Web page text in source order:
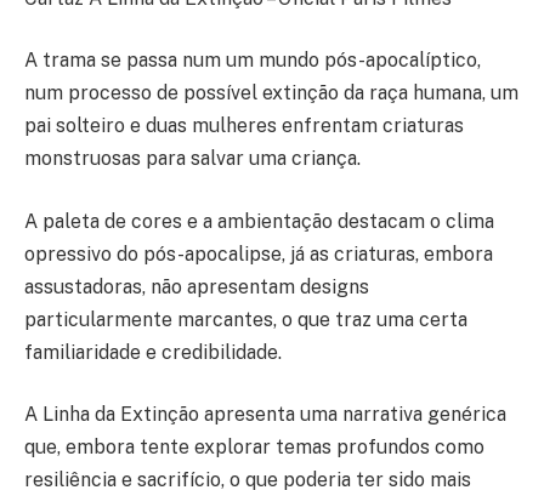
A trama se passa num um mundo pós-apocalíptico,
num processo de possível extinção da raça humana, um
pai solteiro e duas mulheres enfrentam criaturas
monstruosas para salvar uma criança.
A paleta de cores e a ambientação destacam o clima
opressivo do pós-apocalipse, já as criaturas, embora
assustadoras, não apresentam designs
particularmente marcantes, o que traz uma certa
familiaridade e credibilidade.
A Linha da Extinção apresenta uma narrativa genérica
que, embora tente explorar temas profundos como
resiliência e sacrifício, o que poderia ter sido mais